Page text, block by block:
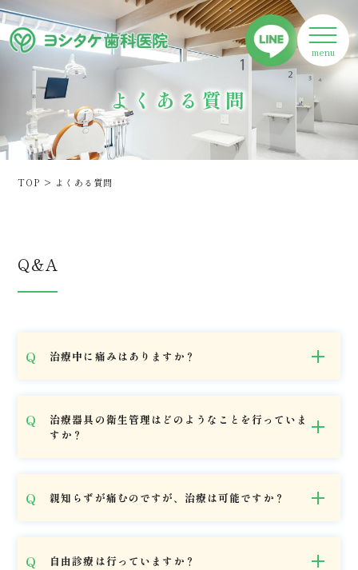
よくある質問
TOP > よくある質問
Q&A
治療中に痛みはありますか？
治療器具の衛生管理はどのようなことを行っていま
すか？
親知らずが痛むのですが、治療は可能ですか？
自由診療は行っていますか？